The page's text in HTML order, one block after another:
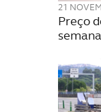
21
Preço